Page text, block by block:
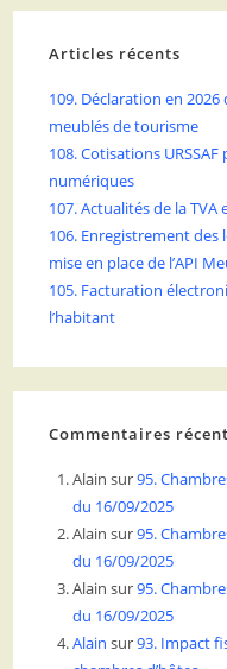
Articles récents
109. Déclaration en
meublés de tourisme
108. Cotisations
numériques
107. Actualités de la
106. Enregistrement
mise en place de l’API
105. Facturation
l’habitant
Commentaires
Alain sur95.
du 16/09/2025
Alain sur95.
du 16/09/2025
Alain sur95.
du 16/09/2025
Alain sur93. Impact